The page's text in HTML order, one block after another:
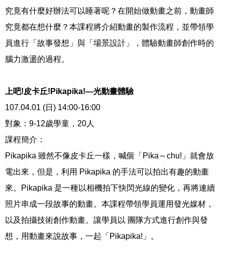
究竟有什麼好辦法可以睡著呢？在開始做動畫之前，動畫師
究竟都在想什麼？本課程將介紹動畫的製作流程，並帶領學
員進行「故事發想」與「場景設計」，體驗動畫師創作時的
腦力激盪的過程。
上吧!皮卡丘!Pikapika!—光動畫體驗
107.04.01 (日) 14:00-16:00
對象：9-12歲學童，20人
課程簡介：
Pikapika 雖然不像皮卡丘一樣，喊個「Pika～chu!」就會放
電出來，但是，利用 Pikapika 的手法可以拍出有趣的動畫
來。Pikapika 是一種以相機拍下快閃光線的變化，再將連續
照片串成一段故事的動畫。本課程帶領學員運用發光媒材，
以及拍攝技術創作動畫。讓學員以 團隊方式進行創作與發
想，用動畫來說故事，一起「Pikapika!」。